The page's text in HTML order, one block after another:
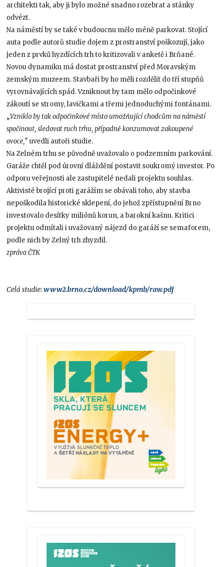
architekti tak, aby ji bylo možné snadno rozebrat a stánky
odvézt.
Na náměstí by se také v budoucnu mělo méně parkovat. Stojící
auta podle autorů studie dojem z prostranství poškozují, jako
jeden z prvků hyzdících trh to kritizovali v anketě i Brňané.
Novou dynamiku má dostat prostranství před Moravským
zemským muzeem. Stavbaři by ho měli rozdělit do tří stupňů
vyrovnávajících spád. Vzniknout by tam mělo odpočinkové
zákoutí se stromy, lavičkami a třemi jednoduchými fontánami.
„Vzniklo by tak odpočinkové místo umožňující chodcům na náměstí
spočinout, sledovat ruch trhu, případně konzumovat zakoupené
ovoce," uvedli autoři studie.
Na Zelném trhu se původně uvažovalo o podzemním parkování.
Garáže chtěl pod úrovní dláždění postavit soukromý investor. Po
odporu veřejnosti ale zastupitelé nedali projektu souhlas.
Aktivisté brojící proti garážím se obávali toho, aby stavba
nepoškodila historické sklepení, do jehož zpřístupnění Brno
investovalo desítky miliónů korun, a barokní kašnu. Kritici
projektu odmítali i uvažovaný nájezd do garáží se semaforem,
podle nich by Zelný trh zhyzdil.
zpráva ČTK
Celá studie:www2.brno.cz/download/kpmb/raw.pdf